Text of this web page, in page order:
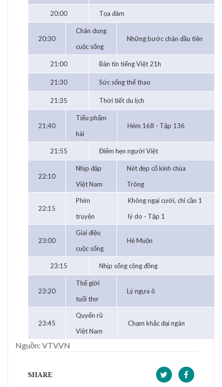
20:00 Tọa đàm
20:30
Chân dung
cuộc sống
Những bước chân đầu tiên
21:00 Bản tin tiếng Việt 21h
21:30 Sức sống thể thao
21:35 Thời tiết du lịch
21:40
Tiểu phẩm
hài
Hẻm 168 - Tập 136
21:55 Điểm hẹn người Việt
22:10
Nhịp đập
Việt Nam
Nét đẹp cổ kính chùa
Trông
22:15
Phim
truyện
Không ngại cưới, chỉ cần 1
lý do - Tập 1
23:00
Giai điệu
cuộc sống
Hè Muộn
23:15 Nhịp sống cộng đồng
23:20
Thế giới
tuổi thơ
Lý ngựa ô
23:45
Quyến rũ
Việt Nam
Chạm khắc đại ngàn
Nguồn: VTV.VN
SHARE